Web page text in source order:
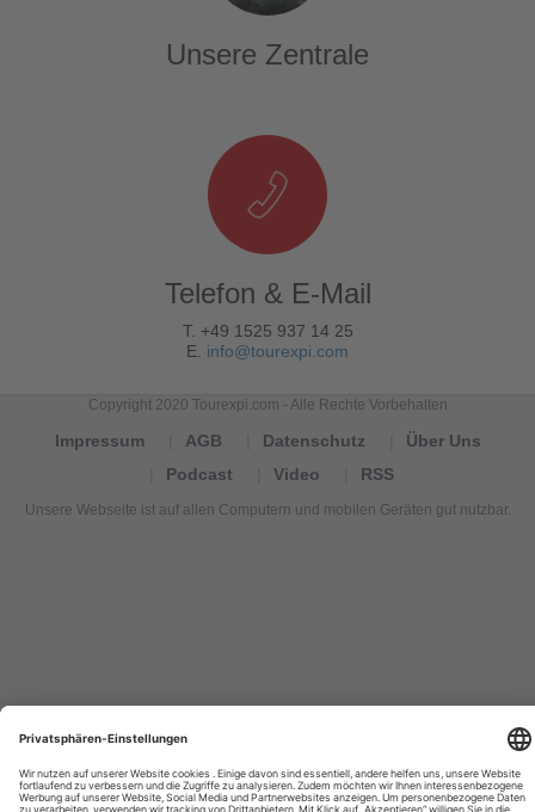
Unsere Zentrale
Telefon & E-Mail
T. +49 1525 937 14 25
E. info@tourexpi.com
Copyright 2020 Tourexpi.com - Alle Rechte Vorbehalten
Impressum AGB Datenschutz
Über Uns
Podcast
Video RSS
Unsere Webseite ist auf allen Computern und mobilen Geräten gut nutzbar.
Tourismus
Nachrichten,
новости